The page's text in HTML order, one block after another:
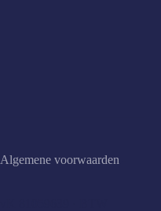
Algemene voorwaarden